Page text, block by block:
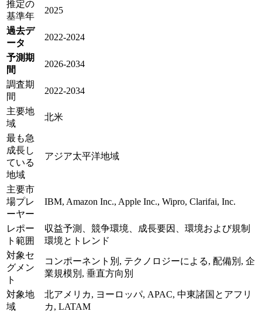
推定の
基準年
2025
過去デ
ータ
2022-2024
予測期
間
2026-2034
調査期
間
2022-2034
主要地
域
北米
最も急
成長し
ている
地域
アジア太平洋地域
主要市
場プレ
ーヤー
IBM, Amazon Inc., Apple Inc., Wipro, Clarifai, Inc.
レポー
ト範囲
収益予測、競争環境、成長要因、環境および規制
環境とトレンド
対象セ
グメン
ト
コンポーネント別, テクノロジーによる, 配備別, 企
業規模別, 垂直方向別
対象地
域
北アメリカ, ヨーロッパ, APAC, 中東諸国とアフリ
カ, LATAM